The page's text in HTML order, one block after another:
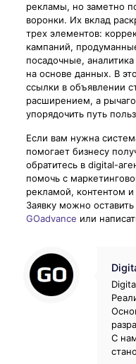
рекламы, но заметно
воронки. Их вклад
трех элементов:
кампаний,
посадочные,
на основе данных. В
ссылки в объявлении
расширением, а
упорядочить путь
Если вам нужна
помогает бизнесу
обратитесь в digital-
помочь с
рекламой, контентом
Заявку можно оставить
GOadvance или
С